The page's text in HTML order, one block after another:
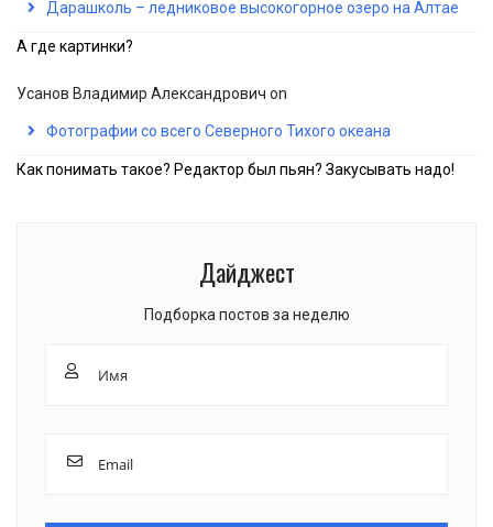
Дарашколь – ледниковое высокогорное озеро на Алтае
А где картинки?
Усанов Владимир Александрович on
Фотографии со всего Северного Тихого океана
Как понимать такое? Редактор был пьян? Закусывать надо!
Дайджест
Подборка постов за неделю